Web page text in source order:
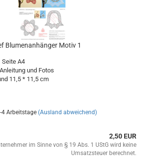
Blumenanhänger Motiv 1
Seite A4
und Fotos
11,5 * 11,5 cm
4 Arbeitstage (Ausland abweichend)
2,50 EUR
im Sinne von § 19 Abs. 1 UStG wird keine
Umsatzsteuer berechnet.